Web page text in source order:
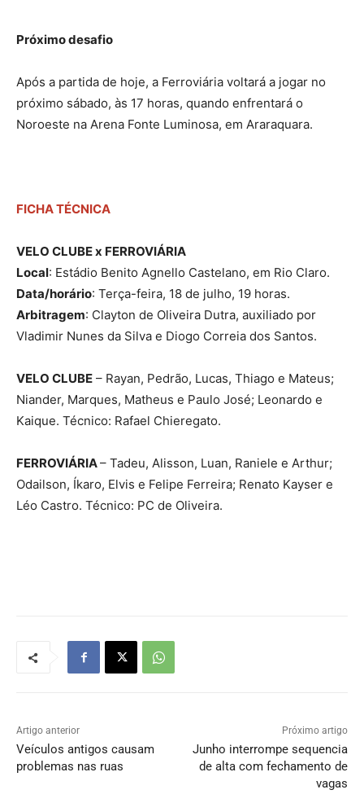
Próximo desafio
Após a partida de hoje, a Ferroviária voltará a jogar no
próximo sábado, às 17 horas, quando enfrentará o
Noroeste na Arena Fonte Luminosa, em Araraquara.
FICHA TÉCNICA
VELO CLUBE x FERROVIÁRIA
Local: Estádio Benito Agnello Castelano, em Rio Claro.
Data/horário: Terça-feira, 18 de julho, 19 horas.
Arbitragem: Clayton de Oliveira Dutra, auxiliado por
Vladimir Nunes da Silva e Diogo Correia dos Santos.
VELO CLUBE – Rayan, Pedrão, Lucas, Thiago e Mateus;
Niander, Marques, Matheus e Paulo José; Leonardo e
Kaique. Técnico: Rafael Chieregato.
FERROVIÁRIA– Tadeu, Alisson, Luan, Raniele e Arthur;
Odailson, Íkaro, Elvis e Felipe Ferreira; Renato Kayser e
Léo Castro. Técnico: PC de Oliveira.
Artigo anterior
Veículos antigos causam
problemas nas ruas
Próximo artigo
Junho interrompe sequencia
de alta com fechamento de
vagas